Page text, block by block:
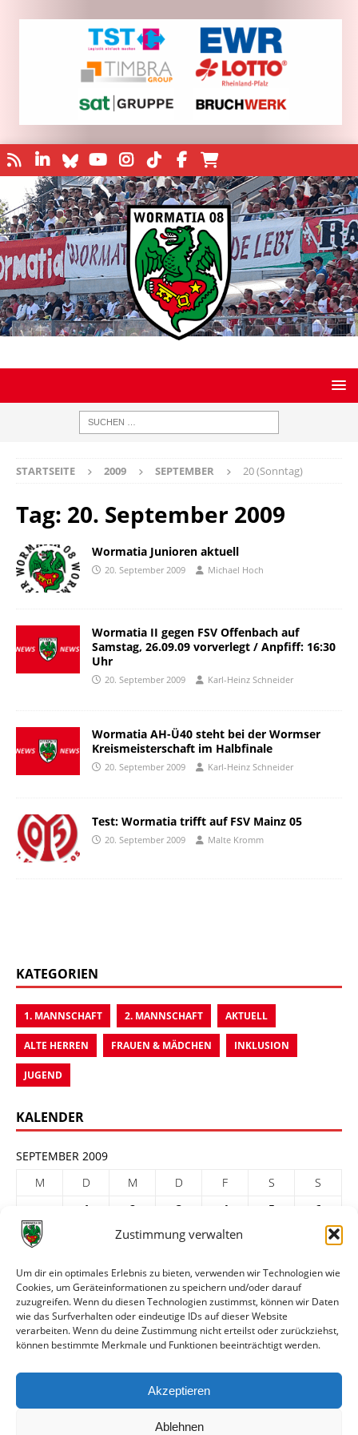
Zustimmung verwalten
Um dir ein optimales Erlebnis zu bieten, verwenden wir Technologien wie
Cookies, um Geräteinformationen zu speichern und/oder darauf
zuzugreifen. Wenn du diesen Technologien zustimmst, können wir Daten
wie das Surfverhalten oder eindeutige IDs auf dieser Website
verarbeiten. Wenn du deine Zustimmung nicht erteilst oder zurückziehst,
können bestimmte Merkmale und Funktionen beeinträchtigt werden.
Akzeptieren
Ablehnen
STARTSEITE 2009 SEPTEMBER 20 (Sonntag)
Tag: 20. September 2009
Wormatia Junioren aktuell
20. September 2009 Michael Hoch
Wormatia II gegen FSV Offenbach auf
Samstag, 26.09.09 vorverlegt / Anpfiff: 16:30
Uhr
20. September 2009 Karl-Heinz Schneider
Wormatia AH-Ü40 steht bei der Wormser
Kreismeisterschaft im Halbfinale
20. September 2009 Karl-Heinz Schneider
Test: Wormatia trifft auf FSV Mainz 05
20. September 2009 Malte Kromm
KATEGORIEN
1. MANNSCHAFT 2. MANNSCHAFT AKTUELL
ALTE HERREN FRAUEN & MÄDCHEN INKLUSION
JUGEND
KALENDER
SEPTEMBER 2009
M
D M D F S
S
1
2 3 4 5
6
7
9 10 11
21
22 23 24 25 26
28
29
30
« Aug.
Okt. »
ARCHIV